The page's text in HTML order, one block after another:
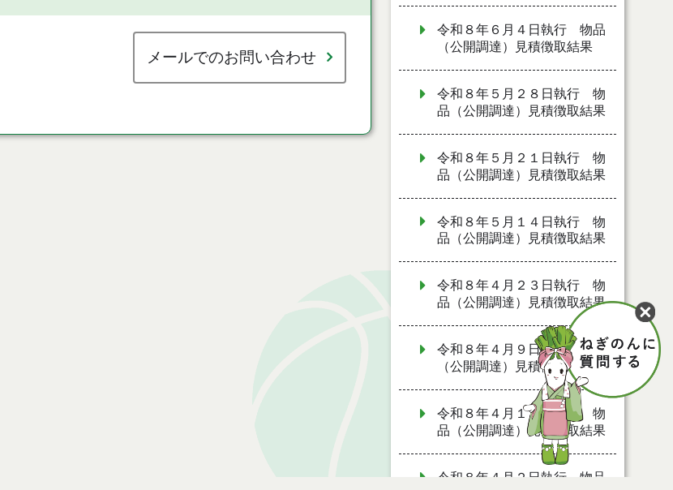
メールでのお問い合わせ
令和８年６月４日執行 物品
（公開調達）見積徴取結果
令和８年５月２８日執行 物
品（公開調達）見積徴取結果
令和８年５月２１日執行 物
品（公開調達）見積徴取結果
令和８年５月１４日執行 物
品（公開調達）見積徴取結果
令和８年４月２３日執行 物
品（公開調達）見積徴取結果
令和８年４月９日執行 物品
（公開調達）見積徴取結果
令和８年４月１６日執行 物
品（公開調達）見積徴取結果
令和８年４月２日執行 物品